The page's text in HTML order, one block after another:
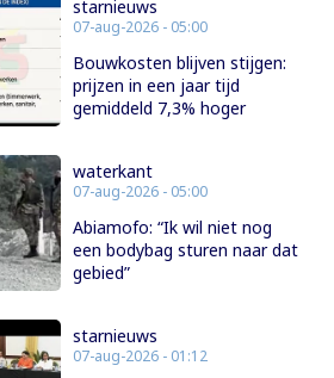
starnieuws
07-aug-2026 - 05:00
Bouwkosten blijven stijgen:
prijzen in een jaar tijd
gemiddeld 7,3% hoger
waterkant
07-aug-2026 - 05:00
Abiamofo: “Ik wil niet nog
een bodybag sturen naar dat
gebied”
starnieuws
07-aug-2026 - 01:12